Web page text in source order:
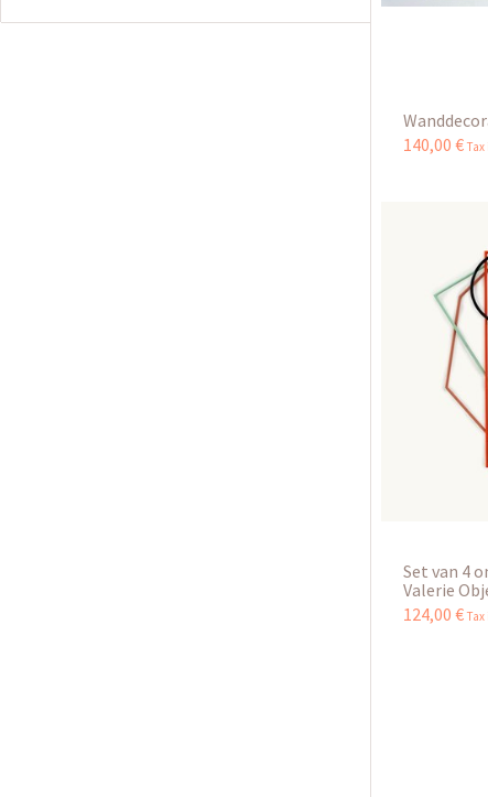
140,00 €
Set van 4
Valerie
124,00 €